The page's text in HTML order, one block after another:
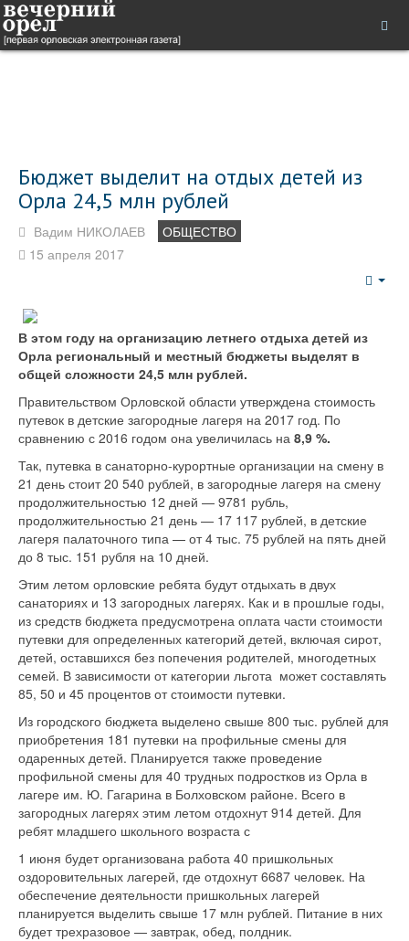
Бюджет выделит на отдых детей из
Орла 24,5 млн рублей
Вадим НИКОЛАЕВ
ОБЩЕСТВО
15 апреля 2017
В этом году на организацию летнего отдыха детей из
Орла региональный и местный бюджеты выделят в
общей сложности 24,5 млн рублей.
Правительством Орловской области утверждена стоимость
путевок в детские загородные лагеря на 2017 год. По
сравнению с 2016 годом она увеличилась на 8,9 %.
Так, путевка в санаторно-­курортные организации на смену в
21 день стоит 20 540 рублей, в загородные лагеря на смену
продолжительностью 12 дней — 9781 рубль,
продолжительностью 21 день — 17 117 рублей, в детские
лагеря палаточного типа — от 4 тыс. 75 рублей на пять дней
до 8 тыс. 151 рубля на 10 дней.
Этим летом орловские ребята будут отдыхать в двух
санаториях и 13 загородных лагерях. Как и в прошлые годы,
из средств бюджета предусмотрена оплата части стоимости
путевки для определенных категорий детей, включая сирот,
детей, оставшихся без попечения родителей, многодетных
семей. В зависимости от категории льгота может составлять
85, 50 и 45 процентов от стоимости путевки.
Из городского бюджета выделено свыше 800 тыс. рублей для
приобретения 181 путевки на профильные смены для
одаренных детей. Планируется также проведение
профильной смены для 40 трудных подростков из Орла в
лагере им. Ю. Гагарина в Болховском районе. Всего в
загородных лагерях этим летом отдохнут 914 детей. Для
ребят младшего школьного возраста с
1 июня будет организована работа 40 пришкольных
оздоровительных лагерей, где отдохнут 6687 человек. На
обеспечение деятельности пришкольных лагерей
планируется выделить свыше 17 млн рублей. Питание в них
будет трехразовое — завтрак, обед, полдник.